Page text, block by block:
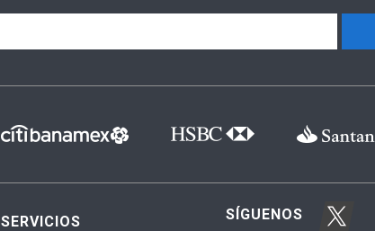
SERVICIOS SÍGUENOS